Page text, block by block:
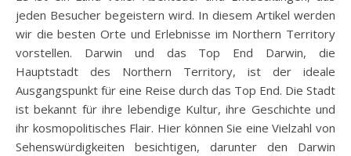
jeden Besucher begeistern wird. In diesem Artikel werden
wir die besten Orte und Erlebnisse im Northern Territory
vorstellen. Darwin und das Top End Darwin, die
Hauptstadt des Northern Territory, ist der ideale
Ausgangspunkt für eine Reise durch das Top End. Die Stadt
ist bekannt für ihre lebendige Kultur, ihre Geschichte und
ihr kosmopolitisches Flair. Hier können Sie eine Vielzahl von
Sehenswürdigkeiten besichtigen, darunter den Darwin